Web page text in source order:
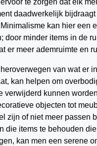
te zorgen dat elk
daadwerkelijk
kan hier een
door minder items in de
er meer ademruimte en
van wat er
kan helpen om
verwijderd kunnen
objecten tot
zijn of niet meer passen
die items te behouden
kan men een serene